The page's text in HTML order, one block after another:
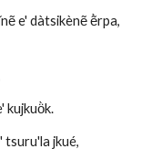
e' dàtsikènẽ ẽ̀rpa,
kujkuö̀k.
tsuru'la jkué,